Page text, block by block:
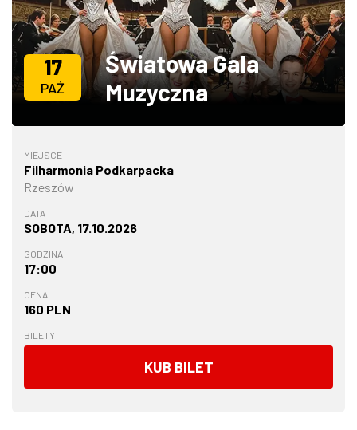
W RZESZOWIE
17
PAŹ
Światowa Gala
Muzyczna
MIEJSCE
Filharmonia Podkarpacka
Rzeszów
DATA
SOBOTA, 17.10.2026
GODZINA
17:00
CENA
160 PLN
BILETY
KUB BILET